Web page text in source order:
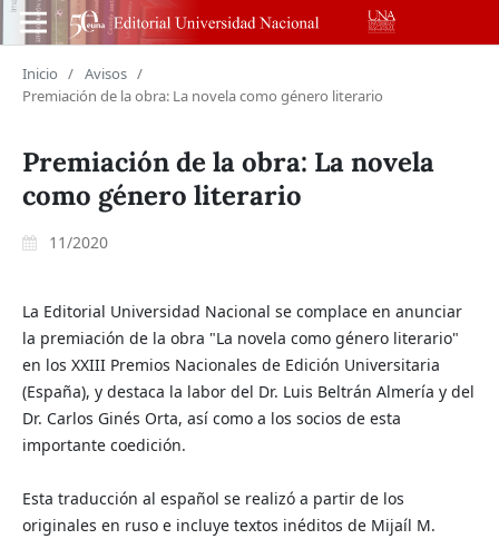
Inicio / Avisos /
Premiación de la obra: La novela como género literario
Premiación de la obra: La novela
como género literario
11/2020
La Editorial Universidad Nacional se complace en anunciar
la premiación de la obra "La novela como género literario"
en los XXIII Premios Nacionales de Edición Universitaria
(España), y destaca la labor del Dr. Luis Beltrán Almería y del
Dr. Carlos Ginés Orta, así como a los socios de esta
importante coedición.
Esta traducción al español se realizó a partir de los
originales en ruso e incluye textos inéditos de Mijaíl M.